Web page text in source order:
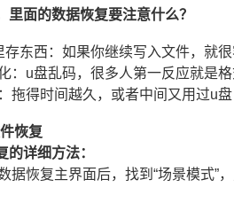
里面的数据恢复要注意什么？
存东西：如果你继续写入文件，就
：u盘乱码，很多人第一反应就是
拖得时间越久，或者中间又用过u
恢复
的详细方法：
据恢复主界面后，找到“场景模式”